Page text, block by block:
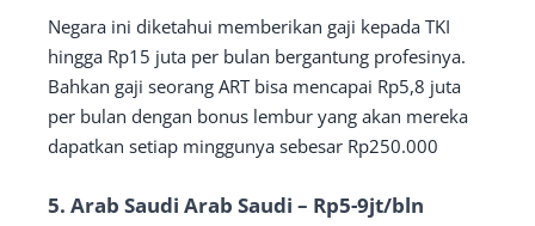
Negara ini diketahui memberikan gaji kepada TKI
hingga Rp15 juta per bulan bergantung profesinya.
Bahkan gaji seorang ART bisa mencapai Rp5,8 juta
per bulan dengan bonus lembur yang akan mereka
dapatkan setiap minggunya sebesar Rp250.000
5. Arab Saudi Arab Saudi – Rp5-9jt/bln